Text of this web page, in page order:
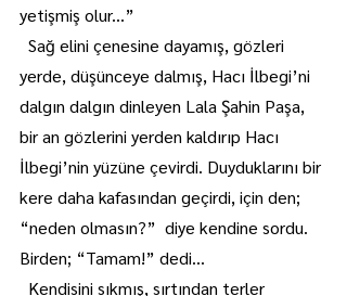
yetişmiş olur...”
Sağ elini çenesine dayamış, gözleri
yerde, düşünceye dalmış, Hacı İlbegi’ni
dalgın dalgın dinleyen Lala Şahin Paşa,
bir an gözlerini yerden kaldırıp Hacı
İlbegi’nin yüzüne çevirdi. Duyduklarını bir
kere daha kafasından geçirdi, için den;
“neden olmasın?”  diye kendine sordu.
Birden; “Tamam!” dedi...
Kendisini sıkmış, sırtından terler